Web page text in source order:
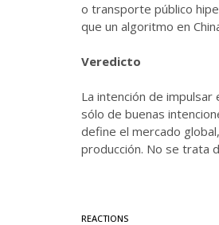
o transporte público
que un algoritmo en
Veredicto
La intención de
sólo de buenas
define el mercado
producción. No se trata
REACTIONS